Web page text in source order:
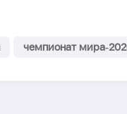
чемпионат